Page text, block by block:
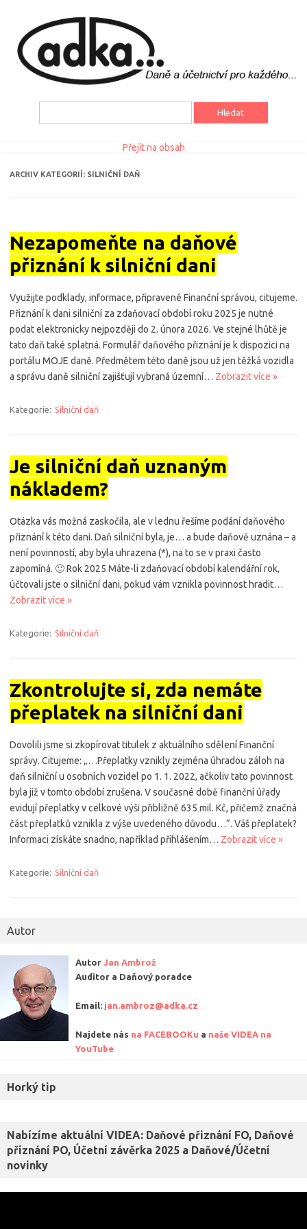
Vyhledávání
Přejít na obsah
ARCHIV KATEGORIÍ: SILNIČNÍ DAŇ
Nezapomeňte na daňové
přiznání k silniční dani
Využijte podklady, informace, připravené Finanční správou, citujeme.
Přiznání k dani silniční za zdaňovací období roku 2025 je nutné
podat elektronicky nejpozději do 2. února 2026. Ve stejné lhůtě je
tato daň také splatná. Formulář daňového přiznání je k dispozici na
portálu MOJE daně. Předmětem této daně jsou už jen těžká vozidla
a správu daně silniční zajišťují vybraná územní… Zobrazit více »
Kategorie: Silniční daň
Je silniční daň uznaným
nákladem?
Otázka vás možná zaskočila, ale v lednu řešíme podání daňového
přiznání k této dani. Daň silniční byla, je… a bude daňově uznána – a
není povinností, aby byla uhrazena (*), na to se v praxi často
zapomíná. 🙂 Rok 2025 Máte-li zdaňovací období kalendářní rok,
účtovali jste o silniční dani, pokud vám vznikla povinnost hradit…
Zobrazit více »
Kategorie: Silniční daň
Zkontrolujte si, zda nemáte
přeplatek na silniční dani
Dovolili jsme si zkopírovat titulek z aktuálního sdělení Finanční
správy. Citujeme: „…Přeplatky vznikly zejména úhradou záloh na
daň silniční u osobních vozidel po 1. 1. 2022, ačkoliv tato povinnost
byla již v tomto období zrušena. V současné době finanční úřady
evidují přeplatky v celkové výši přibližně 635 mil. Kč, přičemž značná
část přeplatků vznikla z výše uvedeného důvodu…“. Váš přeplatek?
Informaci získáte snadno, například přihlášením… Zobrazit více »
Kategorie: Silniční daň
Autor
Autor Jan Ambrož
Auditor a Daňový poradce
Email: jan.ambroz@adka.cz
Najdete nás na FACEBOOKu a naše VIDEA na
YouTube
Horký tip
Nabízíme aktuální VIDEA: Daňové přiznání FO, Daňové
přiznání PO, Účetní závěrka 2025 a Daňové/Účetní
novinky